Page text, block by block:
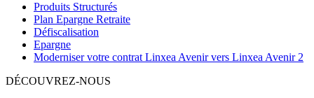
Produits Structurés
Plan Epargne Retraite
Défiscalisation
Epargne
Moderniser votre contrat Linxea Avenir vers Linxea Avenir 2
DÉCOUVREZ-NOUS